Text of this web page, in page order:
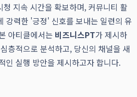
지속 시간을 확보하며, 커뮤니티 활
강력한 '긍정' 신호를 보내는 일련의 유
아티클에서는 비즈니스PT가 제시하
층적으로 분석하고, 당신의 채널을 새
인 실행 방안을 제시하고자 합니다.